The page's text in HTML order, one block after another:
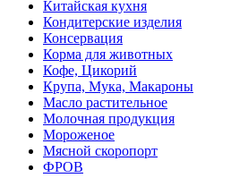
Китайская кухня
Кондитерские изделия
Консервация
Корма для животных
Кофе, Цикорий
Крупа, Мука, Макароны
Масло растительное
Молочная продукция
Мороженое
Мясной скоропорт
ФРОВ